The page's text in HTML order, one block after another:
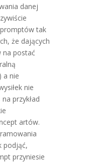
danej
tak
że dających
na postać
a nie
nie
przykład
artów.
podjąć,
przyniesie